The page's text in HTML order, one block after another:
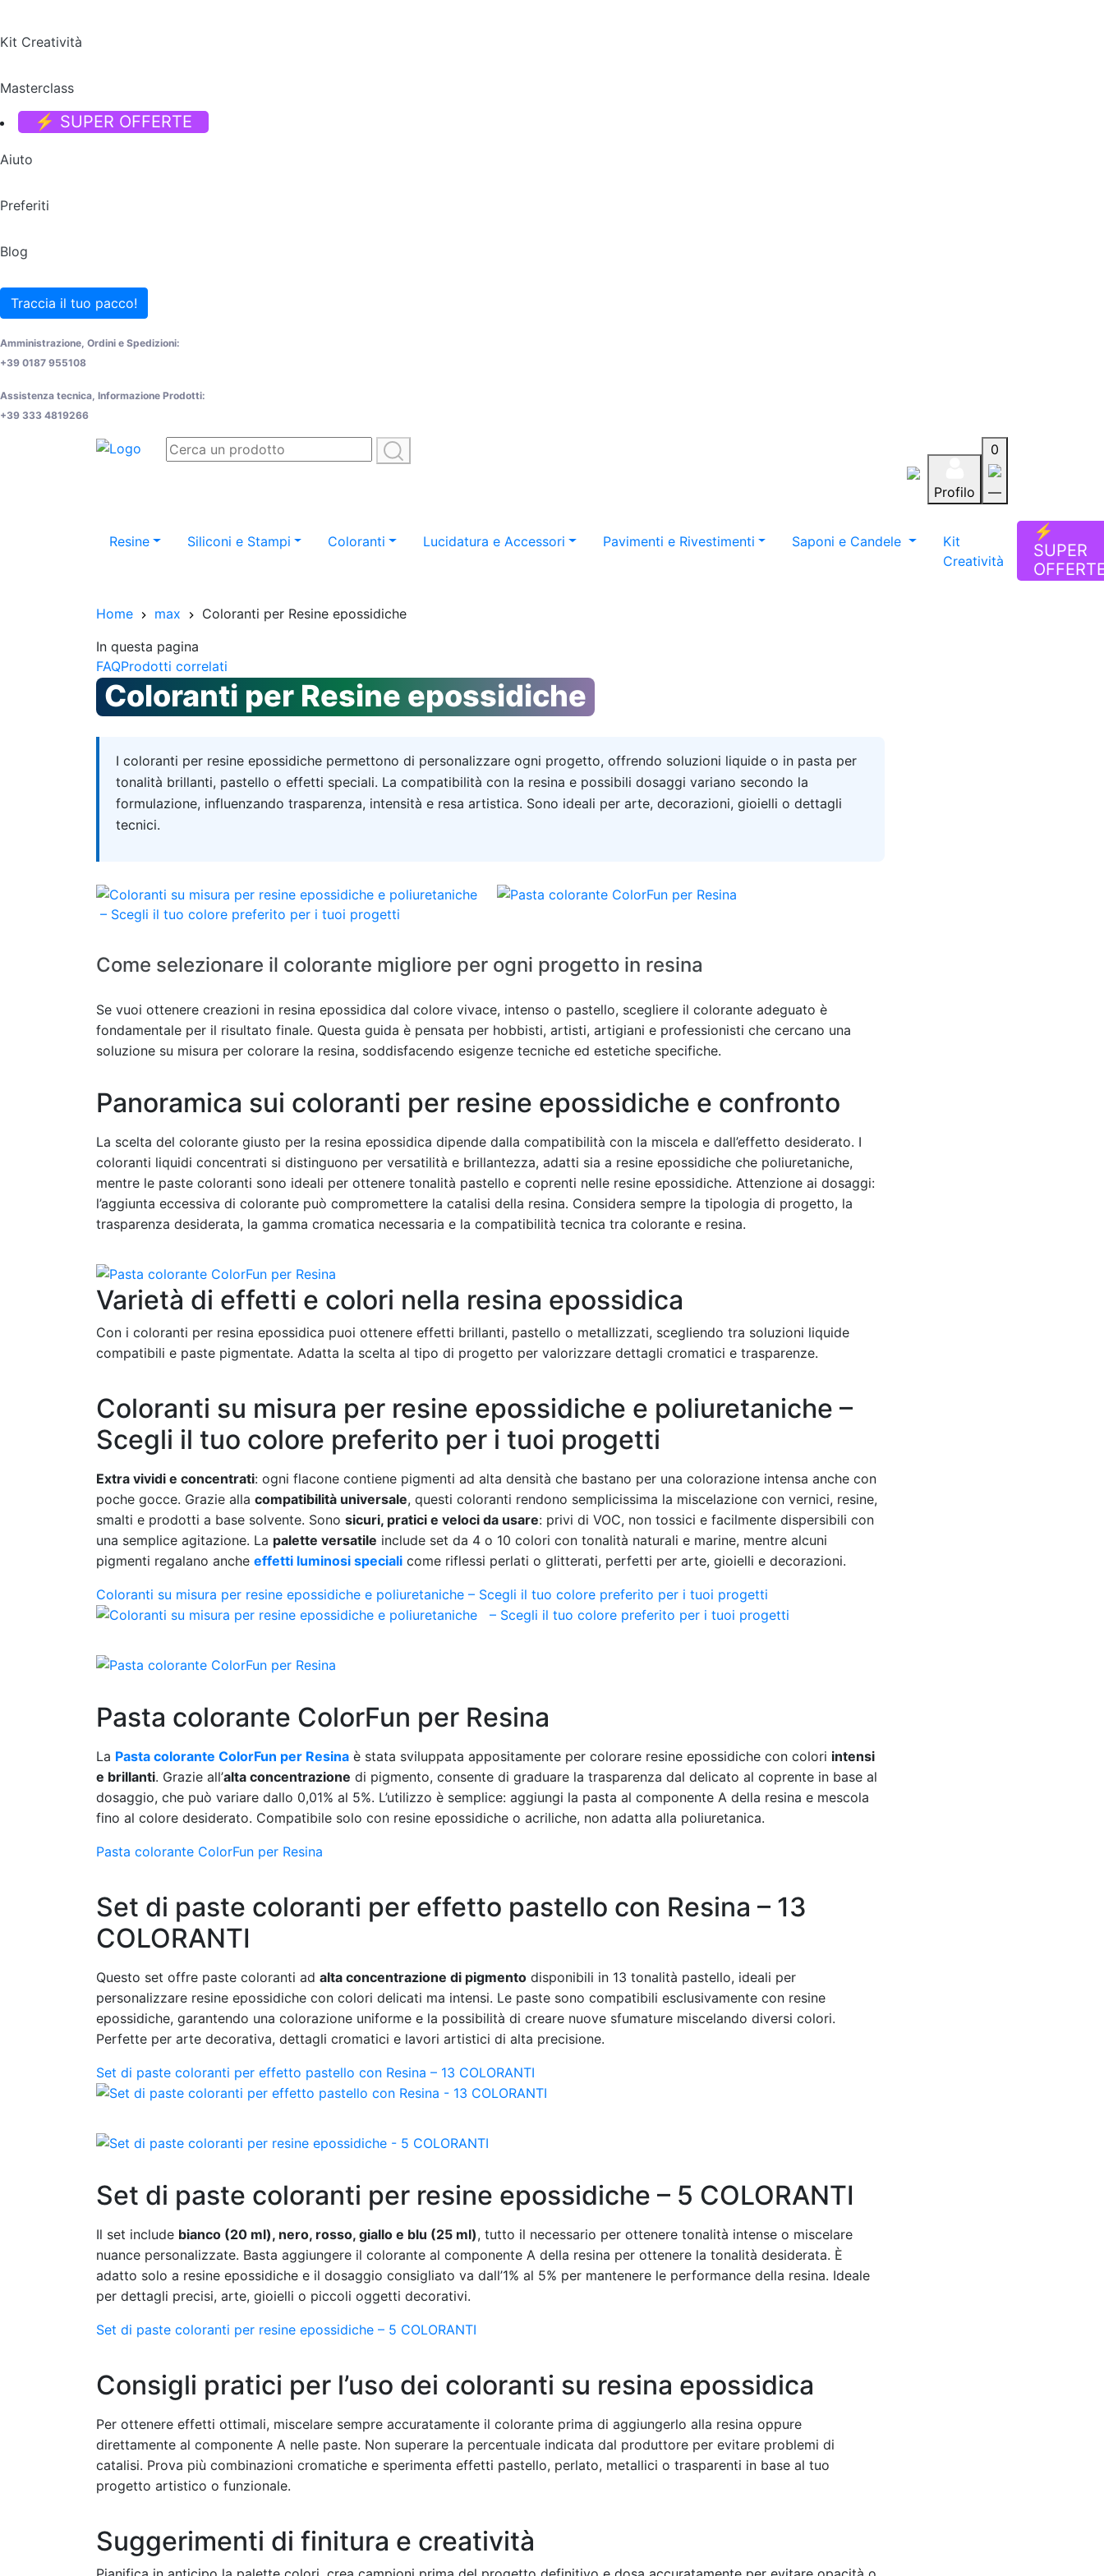
Kit Creatività
Masterclass
⚡ SUPER OFFERTE
Aiuto
Preferiti
Blog
Traccia il tuo pacco!
Amministrazione, Ordini e Spedizioni:
+39 0187 955108
Assistenza tecnica, Informazione Prodotti:
+39 333 4819266
Profilo
0
—
Resine Siliconi e Stampi Coloranti Lucidatura e Accessori Pavimenti e Rivestimenti Saponi e Candele
Kit
Creatività
⚡
SUPER
Home max
Coloranti per Resine epossidiche
In questa pagina
FAQProdotti correlati
Coloranti per Resine epossidiche
Quick answer
I coloranti per resine epossidiche permettono di personalizzare ogni progetto, offrendo soluzioni liquide o in pasta per
tonalità brillanti, pastello o effetti speciali. La compatibilità con la resina e possibili dosaggi variano secondo la
formulazione, influenzando trasparenza, intensità e resa artistica. Sono ideali per arte, decorazioni, gioielli o dettagli
tecnici.
Come selezionare il colorante migliore per ogni progetto in resina
Se vuoi ottenere creazioni in resina epossidica dal colore vivace, intenso o pastello, scegliere il colorante adeguato è
fondamentale per il risultato finale. Questa guida è pensata per hobbisti, artisti, artigiani e professionisti che cercano una
soluzione su misura per colorare la resina, soddisfacendo esigenze tecniche ed estetiche specifiche.
Panoramica sui coloranti per resine epossidiche e confronto
La scelta del colorante giusto per la resina epossidica dipende dalla compatibilità con la miscela e dall’effetto desiderato. I
coloranti liquidi concentrati si distinguono per versatilità e brillantezza, adatti sia a resine epossidiche che poliuretaniche,
mentre le paste coloranti sono ideali per ottenere tonalità pastello e coprenti nelle resine epossidiche. Attenzione ai dosaggi:
l’aggiunta eccessiva di colorante può compromettere la catalisi della resina. Considera sempre la tipologia di progetto, la
trasparenza desiderata, la gamma cromatica necessaria e la compatibilità tecnica tra colorante e resina.
Varietà di effetti e colori nella resina epossidica
Con i coloranti per resina epossidica puoi ottenere effetti brillanti, pastello o metallizzati, scegliendo tra soluzioni liquide
compatibili e paste pigmentate. Adatta la scelta al tipo di progetto per valorizzare dettagli cromatici e trasparenze.
Coloranti su misura per resine epossidiche e poliuretaniche –
Scegli il tuo colore preferito per i tuoi progetti
Extra vividi e concentrati: ogni flacone contiene pigmenti ad alta densità che bastano per una colorazione intensa anche con
poche gocce. Grazie alla compatibilità universale, questi coloranti rendono semplicissima la miscelazione con vernici, resine,
smalti e prodotti a base solvente. Sono sicuri, pratici e veloci da usare: privi di VOC, non tossici e facilmente dispersibili con
una semplice agitazione. La palette versatile include set da 4 o 10 colori con tonalità naturali e marine, mentre alcuni
pigmenti regalano anche effetti luminosi speciali come riflessi perlati o glitterati, perfetti per arte, gioielli e decorazioni.
Coloranti su misura per resine epossidiche e poliuretaniche – Scegli il tuo colore preferito per i tuoi progetti
Pasta colorante ColorFun per Resina
La Pasta colorante ColorFun per Resina è stata sviluppata appositamente per colorare resine epossidiche con colori intensi
e brillanti. Grazie all’alta concentrazione di pigmento, consente di graduare la trasparenza dal delicato al coprente in base al
dosaggio, che può variare dallo 0,01% al 5%. L’utilizzo è semplice: aggiungi la pasta al componente A della resina e mescola
fino al colore desiderato. Compatibile solo con resine epossidiche o acriliche, non adatta alla poliuretanica.
Pasta colorante ColorFun per Resina
Set di paste coloranti per effetto pastello con Resina – 13
COLORANTI
Questo set offre paste coloranti ad alta concentrazione di pigmento disponibili in 13 tonalità pastello, ideali per
personalizzare resine epossidiche con colori delicati ma intensi. Le paste sono compatibili esclusivamente con resine
epossidiche, garantendo una colorazione uniforme e la possibilità di creare nuove sfumature miscelando diversi colori.
Perfette per arte decorativa, dettagli cromatici e lavori artistici di alta precisione.
Set di paste coloranti per effetto pastello con Resina – 13 COLORANTI
Set di paste coloranti per resine epossidiche – 5 COLORANTI
Il set include bianco (20 ml), nero, rosso, giallo e blu (25 ml), tutto il necessario per ottenere tonalità intense o miscelare
nuance personalizzate. Basta aggiungere il colorante al componente A della resina per ottenere la tonalità desiderata. È
adatto solo a resine epossidiche e il dosaggio consigliato va dall’1% al 5% per mantenere le performance della resina. Ideale
per dettagli precisi, arte, gioielli o piccoli oggetti decorativi.
Set di paste coloranti per resine epossidiche – 5 COLORANTI
Consigli pratici per l’uso dei coloranti su resina epossidica
Per ottenere effetti ottimali, miscelare sempre accuratamente il colorante prima di aggiungerlo alla resina oppure
direttamente al componente A nelle paste. Non superare la percentuale indicata dal produttore per evitare problemi di
catalisi. Prova più combinazioni cromatiche e sperimenta effetti pastello, perlato, metallici o trasparenti in base al tuo
progetto artistico o funzionale.
Suggerimenti di finitura e creatività